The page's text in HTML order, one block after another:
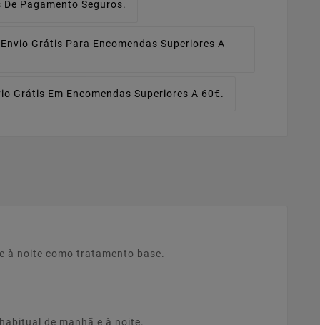
De Pagamento Seguros.
Envio Grátis Para Encomendas Superiores A
Grátis Em Encomendas Superiores A 60€.
à noite como tratamento base.
de manhã e à noite.